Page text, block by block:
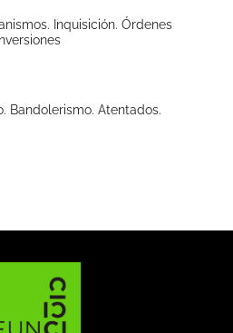
Inquisición. Órdenes
Bandolerismo. Atentados.